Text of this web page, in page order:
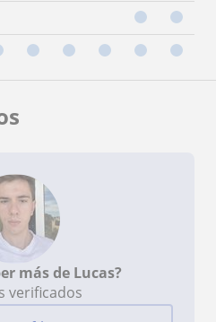
más de Lucas?
verificados